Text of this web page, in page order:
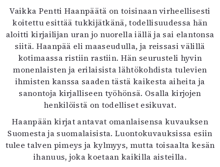
Vaikka Pentti Haanpäätä on toisinaan virheellisesti
koitettu esittää tukkijätkänä, todellisuudessa hän
aloitti kirjailijan uran jo nuorella iällä ja sai elantonsa
siitä. Haanpää eli maaseudulla, ja reissasi välillä
kotimaassa ristiin rastiin. Hän seurusteli hyvin
monenlaisten ja erilaisista lähtökohdista tulevien
ihmisten kanssa saaden tästä kaikesta aiheita ja
sanontoja kirjalliseen työhönsä. Osalla kirjojen
henkilöistä on todelliset esikuvat.
Haanpään kirjat antavat omanlaisensa kuvauksen
Suomesta ja suomalaisista. Luontokuvauksissa esiin
tulee talven pimeys ja kylmyys, mutta toisaalta kesän
ihanuus, joka koetaan kaikilla aisteilla.